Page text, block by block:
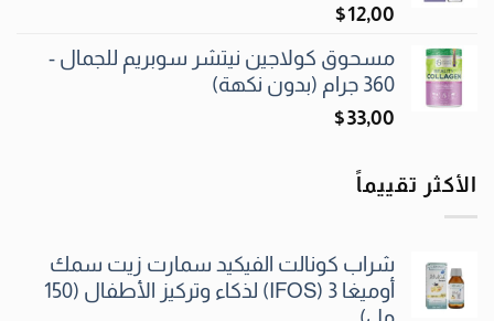
$
12٫00
مسحوق كولاجين نيتشر سوبريم للجمال -
360 جرام (بدون نكهة)
$
33٫00
الأكثر تقييماً
شراب كونالت الفيكيد سمارت زيت سمك
أوميغا 3 (IFOS) لذكاء وتركيز الأطفال (150